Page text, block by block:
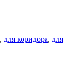
, для коридора, для